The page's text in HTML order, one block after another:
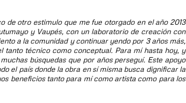
otro estimulo que me fue otorgado en el año 2013
y Vaupés, con un laboratorio de creación con
a la comunidad y continuar yendo por 3 años más,
tanto técnico como conceptual. Para mí hasta hoy, y
búsquedas que por años perseguí. Este apoyo
el país donde la obra en sí misma busca dignificar la
beneficios tanto para mí como artista como para los